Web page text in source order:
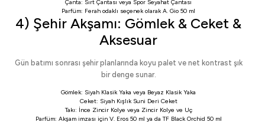
Çanta: Sırt Çantası veya Spor Seyahat Çantası
Parfüm: Ferah odaklı seçenek olarak A. Gio 50 ml
4) Şehir Akşamı: Gömlek & Ceket &
Aksesuar
Gün batımı sonrası şehir planlarında koyu palet ve net kontrast şık
bir denge sunar.
Gömlek: Siyah Klasik Yaka veya Beyaz Klasik Yaka
Ceket: Siyah Kışlık Suni Deri Ceket
Takı: İnce Zincir Kolye veya Zincir Kolye ve Uç
Parfüm: Akşam imzası için V. Eros 50 ml ya daTF Black Orchid 50 ml